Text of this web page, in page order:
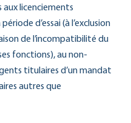
aux licenciements
d’essai (à l’exclusion
de l’incompatibilité du
fonctions), au non-
titulaires d’un mandat
autres que